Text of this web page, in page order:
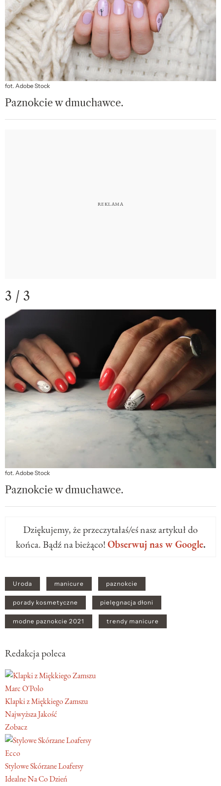
fot. Adobe Stock
Paznokcie w dmuchawce.
3 / 3
fot. Adobe Stock
Paznokcie w dmuchawce.
Dziękujemy, że przeczytałaś/eś nasz artykuł do
końca. Bądź na bieżąco!Obserwuj nas w Google.
Uroda manicure paznokcie
porady kosmetyczne pielęgnacja dłoni
modne paznokcie 2021 trendy manicure
Redakcja poleca
Marc O'Polo
Klapki z Miękkiego Zamszu
Najwyższa Jakość
Zobacz
Ecco
Stylowe Skórzane Loafersy
Idealne Na Co Dzień